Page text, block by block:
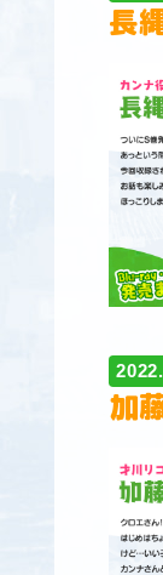
長
加